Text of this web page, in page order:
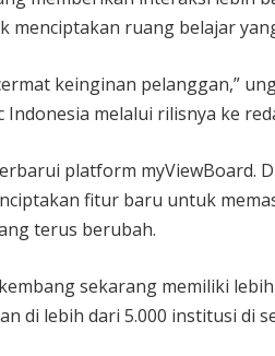
menciptakan ruang belajar
keinginan pelanggan,”
Indonesia melalui rilisnya ke
platform myViewBoard.
fitur baru untuk
terus berubah.
sekarang memiliki
di lebih dari 5.000 institusi di